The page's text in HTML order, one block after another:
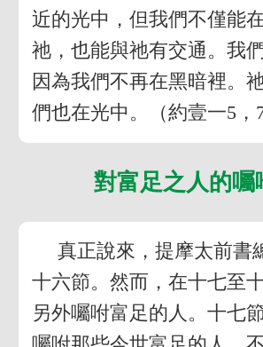
近的光中，但我們不僅能
祂，也能與祂有交通。我
因為我們不再在黑暗裡。
們也在光中。（約壹一5，7
對富足之人的囑
真正說來，提摩太前書
十六節。然而，在十七至
另外囑咐富足的人。十七